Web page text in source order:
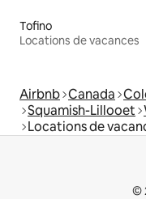
Tofino
Locations de vacances
Airbnb Canada
Squamish-Lillooet
Locations de
©